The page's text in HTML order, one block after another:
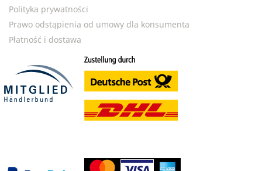
Polityka prywatności
Prawo odstąpienia od umowy dla konsumenta
Płatność i dostawa